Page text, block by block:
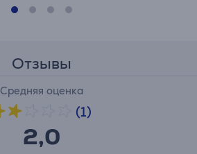
Отзывы
Средняя оценка
(1)
2,0